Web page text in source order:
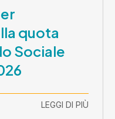
quota
Sociale
LEGGI DI PIÙ